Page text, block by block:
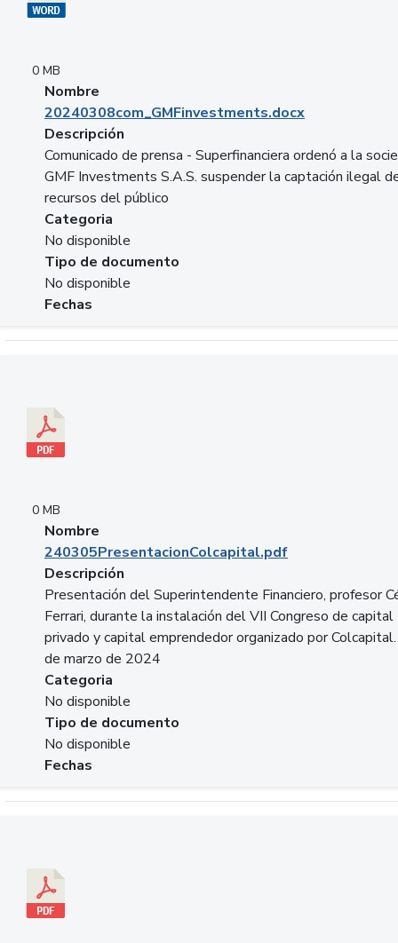
0 MB
Nombre
20240308com_GMFinvestments.docx
Descripción
Comunicado de prensa - Superfinanciera ordenó a la
GMF Investments S.A.S. suspender la captación ilegal
recursos del público
Categoria
No disponible
Tipo de documento
No disponible
Fechas
0 MB
Nombre
240305PresentacionColcapital.pdf
Descripción
Presentación del Superintendente Financiero, profesor
Ferrari, durante la instalación del VII Congreso de capital
privado y capital emprendedor organizado por
de marzo de 2024
Categoria
No disponible
Tipo de documento
No disponible
Fechas